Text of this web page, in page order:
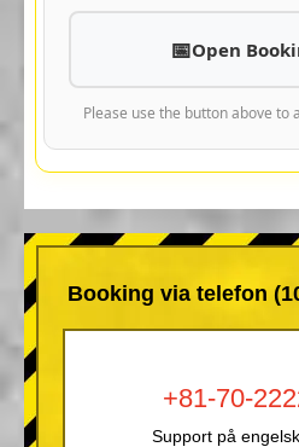
Open
Please use the button above to
Booking via telefon
+81-70-
Support på